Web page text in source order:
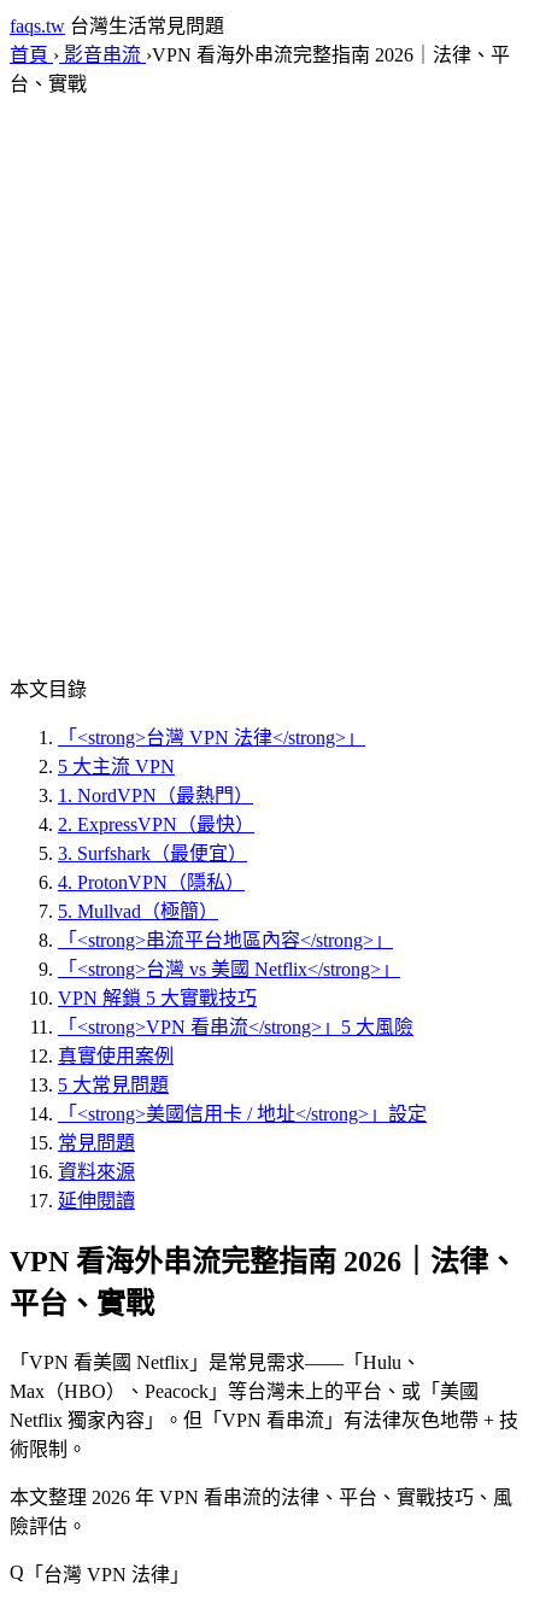
faqs.tw 台灣生活常見問題
首頁 › 影音串流 ›VPN 看海外串流完整指南 2026｜法律、平
台、實戰
本文目錄
「<strong>台灣 VPN 法律</strong>」
5 大主流 VPN
1. NordVPN（最熱門）
2. ExpressVPN（最快）
3. Surfshark（最便宜）
4. ProtonVPN（隱私）
5. Mullvad（極簡）
「<strong>串流平台地區內容</strong>」
「<strong>台灣 vs 美國 Netflix</strong>」
VPN 解鎖 5 大實戰技巧
「<strong>VPN 看串流</strong>」5 大風險
真實使用案例
5 大常見問題
「<strong>美國信用卡 / 地址</strong>」設定
常見問題
資料來源
延伸閱讀
VPN 看海外串流完整指南 2026｜法律、
平台、實戰
「 VPN 看美國 Netflix 」是常見需求——「 Hulu、
Max（HBO）、Peacock 」等台灣未上的平台、或「 美國
Netflix 獨家內容 」。但「 VPN 看串流 」有法律灰色地帶 + 技
術限制。
本文整理 2026 年 VPN 看串流的法律、平台、實戰技巧、風
險評估。
「 台灣 VPN 法律 」